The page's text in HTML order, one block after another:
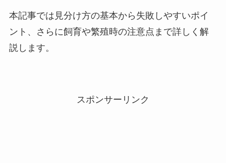
本記事では見分け方の基本から失敗しやすいポイ
ント、さらに飼育や繁殖時の注意点まで詳しく解
説します。
スポンサーリンク